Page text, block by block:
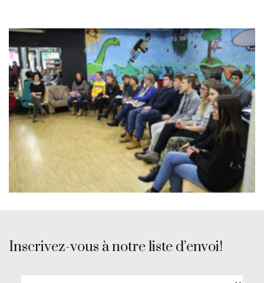
Inscrivez-vous à notre liste d’envoi!